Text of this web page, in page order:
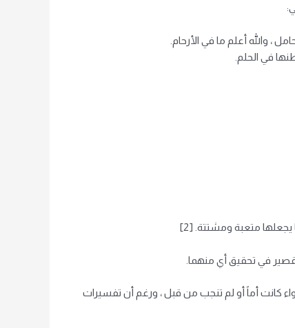
، والله أعلم ما في الأرحام.
في الحلم.
متعبة ومشتتة. [2]
في تحقيق أي منهما.
كانت أماً أو لم تنجب من قبل ، ورغم أن تفسيرات